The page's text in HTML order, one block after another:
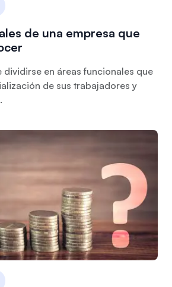
de una empresa que
dividirse en áreas funcionales que
de sus trabajadores y